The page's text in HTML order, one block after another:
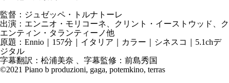
監督：ジュゼッペ・トルナトーレ
出演：エンニオ・モリコーネ、クリント・イーストウッド、ク
エンティン・タランティーノ他
原題：Ennio｜157分｜イタリア｜カラー｜シネスコ｜5.1chデ
ジタル
字幕翻訳：松浦美奈 、字幕監修：前島秀国
©2021 Piano b produzioni, gaga, potemkino, terras